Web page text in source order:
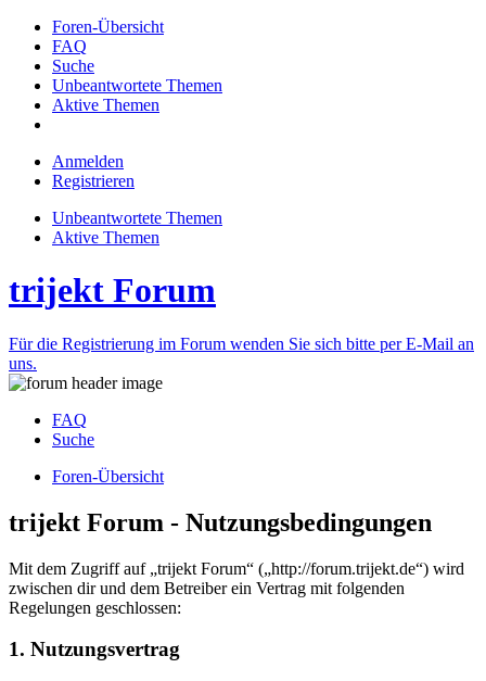
Foren-Übersicht
FAQ
Suche
Unbeantwortete Themen
Aktive Themen
Anmelden
Registrieren
Unbeantwortete Themen
Aktive Themen
trijekt Forum
Für die Registrierung im Forum wenden Sie sich bitte per E-Mail an
uns.
FAQ
Suche
Foren-Übersicht
trijekt Forum - Nutzungsbedingungen
Mit dem Zugriff auf „trijekt Forum“ („http://forum.trijekt.de“) wird
zwischen dir und dem Betreiber ein Vertrag mit folgenden
Regelungen geschlossen:
1. Nutzungsvertrag